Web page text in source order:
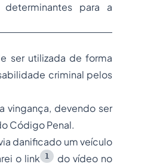
para a
ser utilizada de forma
criminal pelos
vingança, devendo ser
Código Penal.
danificado um veículo
o link
1
do vídeo no